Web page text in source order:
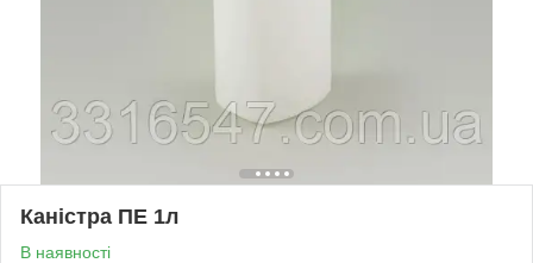
Каністра ПЕ 1л
В наявності